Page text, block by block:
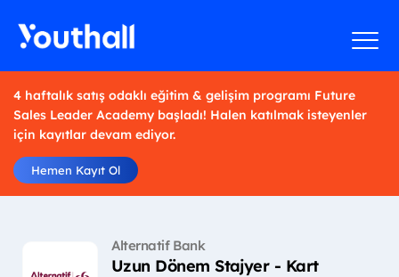
4 haftalık satış odaklı eğitim & gelişim programı Future
Sales Leader Academy başladı! Halen katılmak isteyenler
için kayıtlar devam ediyor.
Hemen Kayıt Ol
Alternatif Bank
Uzun Dönem Stajyer - Kart